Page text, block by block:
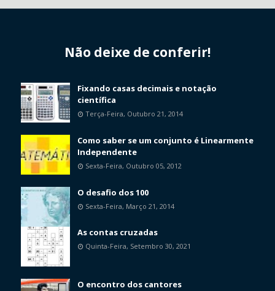
Não deixe de conferir!
Fixando casas decimais e notação
científica
Terça-Feira, Outubro 21, 2014
Como saber se um conjunto é Linearmente
Independente
Sexta-Feira, Outubro 05, 2012
O desafio dos 100
Sexta-Feira, Março 21, 2014
As contas cruzadas
Quinta-Feira, Setembro 30, 2021
O encontro dos cantores